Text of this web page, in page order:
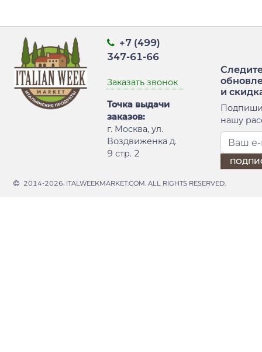
+7 (499)
347-61-66
Заказать звонок
Точка выдачи
заказов:
г. Москва, ул.
Воздвиженка д.
9 стр. 2
и
нашу
2014-2026, ITALWEEKMARKET.COM. ALL RIGHTS RESERVED.